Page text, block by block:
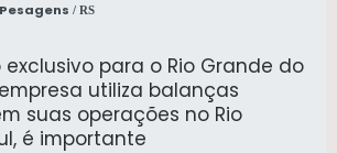
/ RS
para o Rio Grande do
utiliza balanças
suas operações no Rio
é importante